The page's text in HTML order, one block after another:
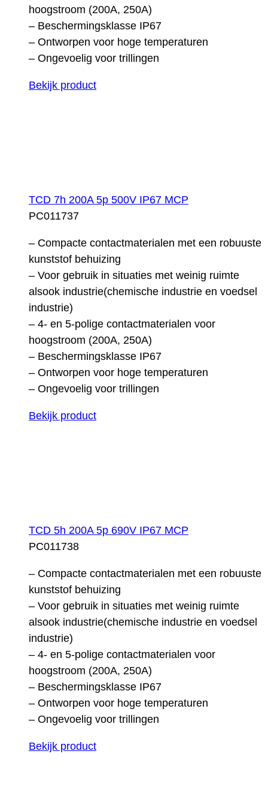
hoogstroom (200A, 250A)
– Beschermingsklasse IP67
– Ontworpen voor hoge temperaturen
– Ongevoelig voor trillingen
Bekijk product
TCD 7h 200A 5p 500V IP67 MCP
PC011737
– Compacte contactmaterialen met een robuuste
kunststof behuizing
– Voor gebruik in situaties met weinig ruimte
alsook industrie(chemische industrie en voedsel
industrie)
– 4- en 5-polige contactmaterialen voor
hoogstroom (200A, 250A)
– Beschermingsklasse IP67
– Ontworpen voor hoge temperaturen
– Ongevoelig voor trillingen
Bekijk product
TCD 5h 200A 5p 690V IP67 MCP
PC011738
– Compacte contactmaterialen met een robuuste
kunststof behuizing
– Voor gebruik in situaties met weinig ruimte
alsook industrie(chemische industrie en voedsel
industrie)
– 4- en 5-polige contactmaterialen voor
hoogstroom (200A, 250A)
– Beschermingsklasse IP67
– Ontworpen voor hoge temperaturen
– Ongevoelig voor trillingen
Bekijk product